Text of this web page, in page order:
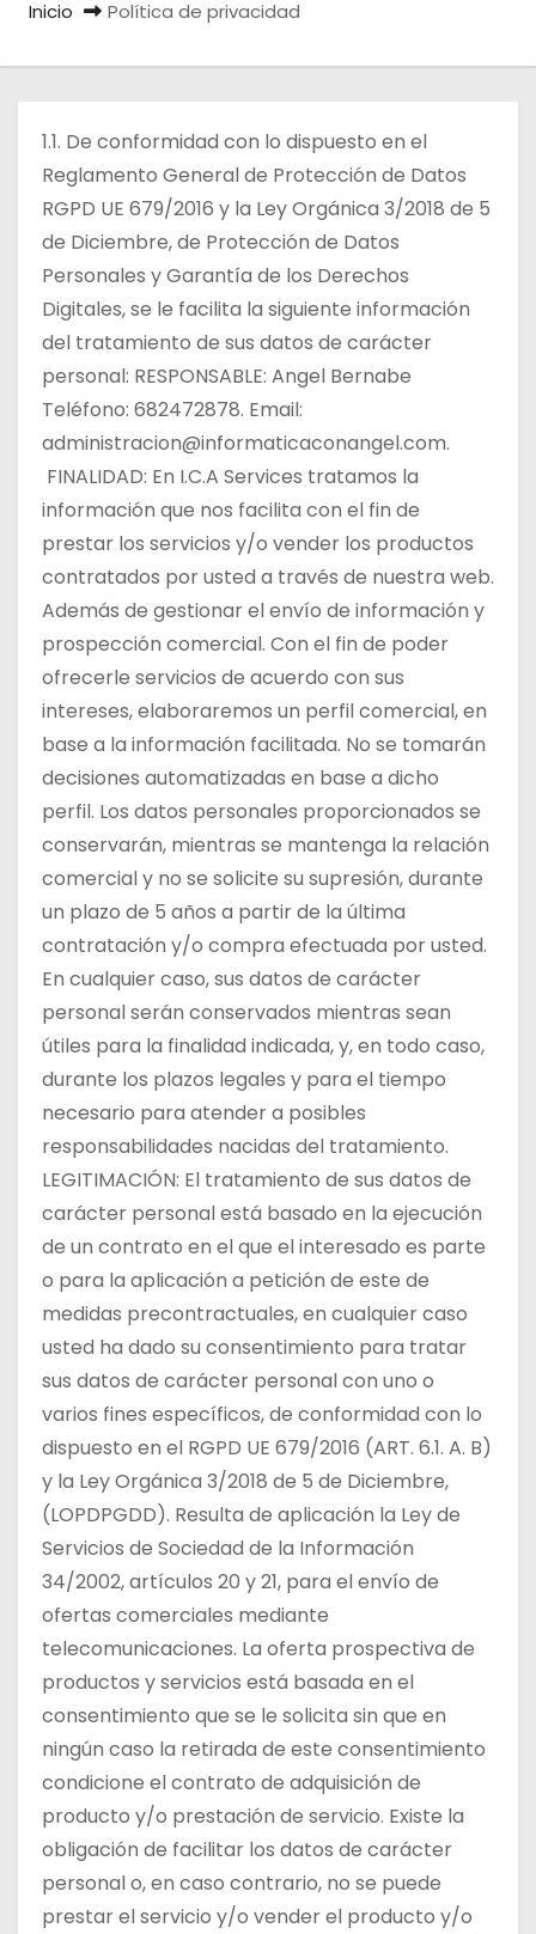
Inicio Política de privacidad
1.1. De conformidad con lo dispuesto en el
Reglamento General de Protección de Datos
RGPD UE 679/2016 y la Ley Orgánica 3/2018 de 5
de Diciembre, de Protección de Datos
Personales y Garantía de los Derechos
Digitales, se le facilita la siguiente información
del tratamiento de sus datos de carácter
personal: RESPONSABLE: Angel Bernabe
Teléfono: 682472878. Email:
administracion@informaticaconangel.com.
FINALIDAD: En I.C.A Services tratamos la
información que nos facilita con el fin de
prestar los servicios y/o vender los productos
contratados por usted a través de nuestra web.
Además de gestionar el envío de información y
prospección comercial. Con el fin de poder
ofrecerle servicios de acuerdo con sus
intereses, elaboraremos un perfil comercial, en
base a la información facilitada. No se tomarán
decisiones automatizadas en base a dicho
perfil. Los datos personales proporcionados se
conservarán, mientras se mantenga la relación
comercial y no se solicite su supresión, durante
un plazo de 5 años a partir de la última
contratación y/o compra efectuada por usted.
En cualquier caso, sus datos de carácter
personal serán conservados mientras sean
útiles para la finalidad indicada, y, en todo caso,
durante los plazos legales y para el tiempo
necesario para atender a posibles
responsabilidades nacidas del tratamiento.
LEGITIMACIÓN: El tratamiento de sus datos de
carácter personal está basado en la ejecución
de un contrato en el que el interesado es parte
o para la aplicación a petición de este de
medidas precontractuales, en cualquier caso
usted ha dado su consentimiento para tratar
sus datos de carácter personal con uno o
varios fines específicos, de conformidad con lo
dispuesto en el RGPD UE 679/2016 (ART. 6.1. A. B)
y la Ley Orgánica 3/2018 de 5 de Diciembre,
(LOPDPGDD). Resulta de aplicación la Ley de
Servicios de Sociedad de la Información
34/2002, artículos 20 y 21, para el envío de
ofertas comerciales mediante
telecomunicaciones. La oferta prospectiva de
productos y servicios está basada en el
consentimiento que se le solicita sin que en
ningún caso la retirada de este consentimiento
condicione el contrato de adquisición de
producto y/o prestación de servicio. Existe la
obligación de facilitar los datos de carácter
personal o, en caso contrario, no se puede
prestar el servicio y/o vender el producto y/o